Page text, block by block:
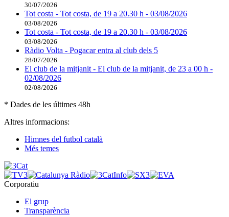
30/07/2026
Tot costa - Tot costa, de 19 a 20.30 h - 03/08/2026
03/08/2026
Tot costa - Tot costa, de 19 a 20.30 h - 03/08/2026
03/08/2026
Ràdio Volta - Pogacar entra al club dels 5
28/07/2026
El club de la mitjanit - El club de la mitjanit, de 23 a 00 h -
02/08/2026
02/08/2026
* Dades de les últimes 48h
Altres informacions:
Himnes del futbol català
Més temes
Corporatiu
El grup
Transparència